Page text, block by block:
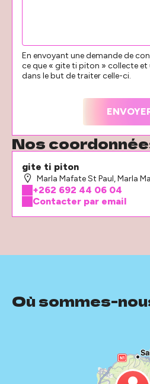
En envoyant une demande de
ce que « gite ti piton » collecte
dans le but de traiter celle-ci.
Nos
gite ti piton
Marla Mafate St Paul, Marla
+262 692 44 06 04
Contacter par email
Où sommes-